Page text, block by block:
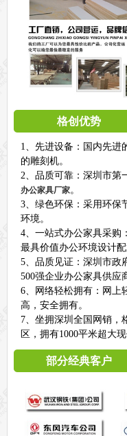
格创优势
1、先进设备：国内先进
的雕刻机。
2、品质可靠：深圳市第
办公家具厂家。
3、绿色环保：采用环保
环境。
4、一站式办公家具采购
最具价值办公环境设计配
5、品质见证：深圳市政
500强企业办公家具供应
6、网络轻松拥有：网上
高，安全拥有。
7、坐拥深圳全国网销，
区，拥有1000平米超大
部分经典客户